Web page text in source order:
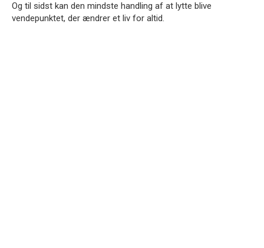
Og til sidst kan den mindste handling af at lytte blive
vendepunktet, der ændrer et liv for altid.